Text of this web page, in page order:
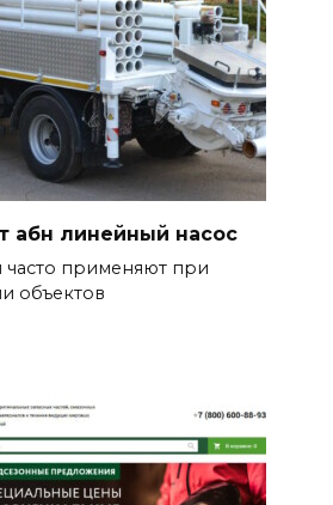
абн линейный насос
применяют при
объектов